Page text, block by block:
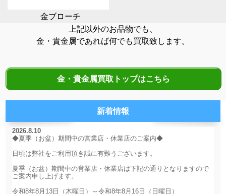
金ブローチ
上記以外のお品物でも、
金・貴金属であれば何でも買取致します。
金・貴金属買取トップはこちら
新着情報